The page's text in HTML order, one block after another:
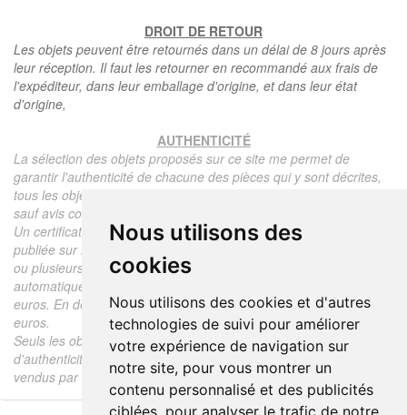
Nous utilisons des
cookies
Nous utilisons des cookies et d'autres
technologies de suivi pour améliorer
votre expérience de navigation sur
notre site, pour vous montrer un
contenu personnalisé et des publicités
ciblées, pour analyser le trafic de notre
DROIT DE RETOUR
Les objets peuvent être retournés dans un délai de 8 jours après
leur réception. Il faut les retourner en recommandé aux frais de
l'expéditeur, dans leur emballage d'origine, et dans leur état
d'origine,
AUTHENTICITÉ
La sélection des objets proposés sur ce site me permet de
garantir l'authenticité de chacune des pièces qui y sont décrites,
tous les objets proposés sont garantis d'époque et authentiques,
sauf avis contraire ou restriction dans la description.
Un certificat d'authenticité de l'objet reprenant la description
publiée sur le site, l'époque, le prix de vente, accompagné d'une
ou plusieurs photographies en couleurs est communiqué
automatiquement pour tout objet dont le prix est supérieur à 130
euros. En dessous de ce prix chaque certificat est facturé 5
euros.
Seuls les objets vendus par mes soins font l'objet d'un certificat
d'authenticité, je ne fais aucun rapport d'expertise pour les objets
vendus par des tiers (confrères ou collectionneurs).